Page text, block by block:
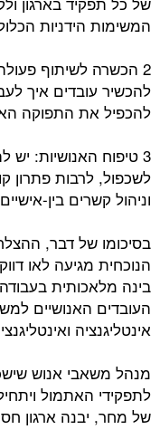
המשימות הידניות
2 הכשרה לשיתוף
להכשיר עובדים איך
להכפיל את התפוקה
3 טיפוח האנושיות: יש
לשכפול, לרבות פתרון
וניהול קשרים בין-
בסיכומו של דבר,
הנוכחית מגיעה לאו
בינה מלאכותית
העובדים האנושיים
אינטליגנציה
מנהל משאבי אנוש
לתפקידי האתמול
של מחר, יבנה ארגון